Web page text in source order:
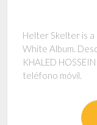
Helter Skelter is a
White Album.
KHALED
teléfono móvil.